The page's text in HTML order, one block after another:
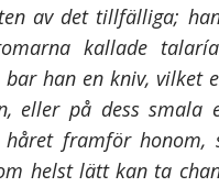
av det tillfälliga;
kallade
han en kniv, vilket
eller på dess smala
framför
helst lätt kan ta